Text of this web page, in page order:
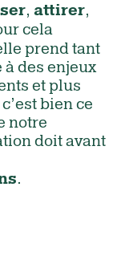
, attirer,
cela
prend tant
à des enjeux
et plus
bien ce
notre
doit avant
.